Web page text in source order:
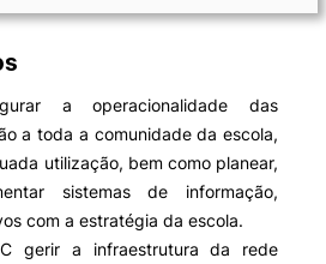
a operacionalidade das
a toda a comunidade da escola,
utilização, bem como planear,
sistemas de informação,
com a estratégia da escola.
gerir a infraestrutura da rede